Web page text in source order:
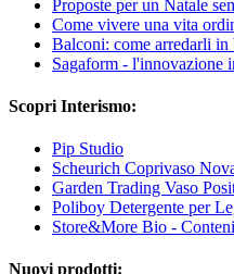
Proposte per un Natale
Come vivere una vita
Balconi: come arredarli in
Sagaform - l'innovazione
Scopri Interismo:
Pip Studio
Scheurich Coprivaso
Garden Trading Vaso
Poliboy Detergente per
Store&More Bio -
Nuovi prodotti: